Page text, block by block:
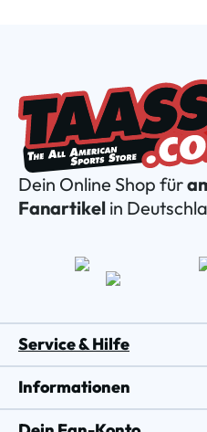
Dein Online Shop für
Fanartikel in
Service & Hilfe
Informationen